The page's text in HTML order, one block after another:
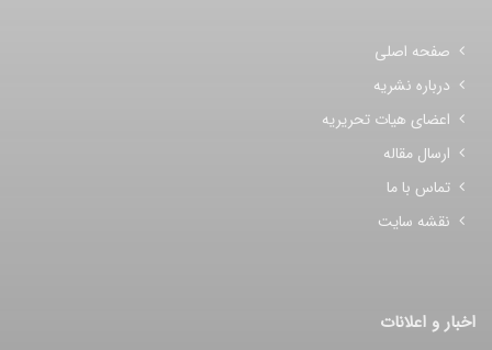
صفحه اصلی
درباره نشریه
اعضای هیات تحریریه
ارسال مقاله
تماس با ما
نقشه سایت
اخبار و اعلانات